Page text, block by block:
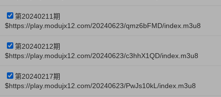
第20240211期
$https://play.modujx12.com/20240623/qmz6bFMD/index.m3u8
第20240212期
$https://play.modujx12.com/20240623/c3hhX1QD/index.m3u8
第20240217期
$https://play.modujx12.com/20240623/PwJs10kL/index.m3u8